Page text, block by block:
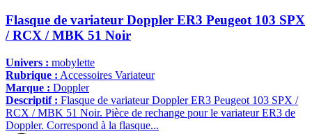
Flasque de variateur Doppler ER3 Peugeot 103 SPX
/ RCX / MBK 51 Noir
Univers : mobylette
Rubrique : Accessoires Variateur
Marque : Doppler
Descriptif : Flasque de variateur Doppler ER3 Peugeot 103 SPX /
RCX / MBK 51 Noir. Pièce de rechange pour le variateur ER3 de
Doppler. Correspond à la flasque...